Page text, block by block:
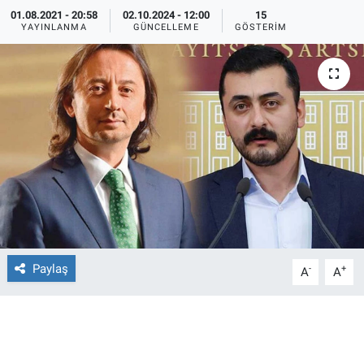
01.08.2021 - 20:58
YAYINLANMA
02.10.2024 - 12:00
GÜNCELLEME
15
GÖSTERIM
Paylaş A- A+
Ege Saati
Ege'den Esintiler
Eğitim
Eğlence
Ekonomi
Forum
Gerçeğin İzinde
Yayın Akışı
İletişim
Haber Arşivi